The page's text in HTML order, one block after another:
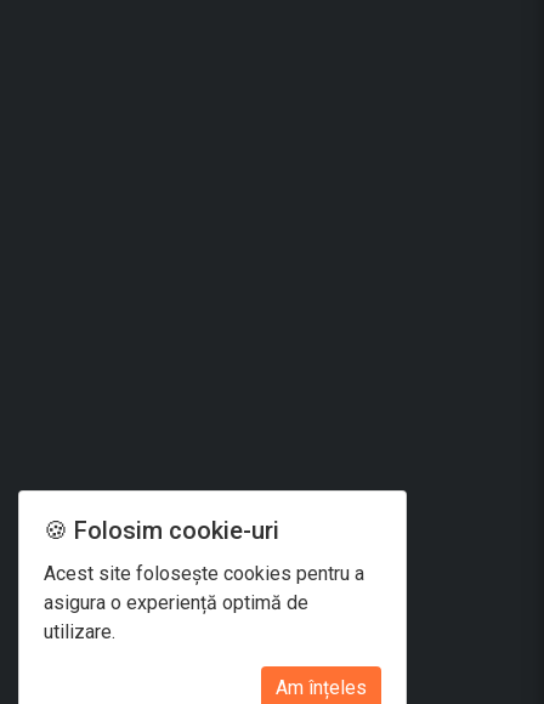
🍪 Folosim cookie-uri
Acest site folosește cookies pentru a
asigura o experiență optimă de
utilizare.
Am înțeles